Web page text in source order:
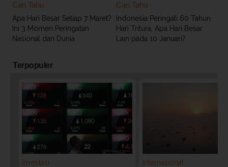
Cari Tahu
Apa Hari Besar Setiap 7 Maret?
Ini 3 Momen Peringatan
Nasional dan Dunia
Cari Tahu
Indonesia Peringati 60 Tahun
Hari Tritura, Apa Hari Besar
Lain pada 10 Januari?
Terpopuler
Investasi
Internasional